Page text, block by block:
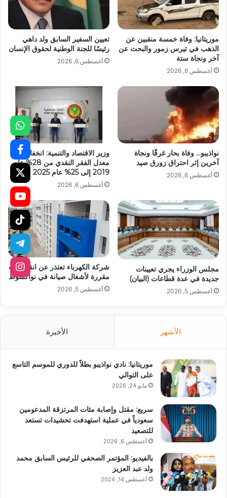
موريتانيا: وفاة خمسة منقبين عن
الذهب في تيرس زمور والبحث عن
آخر ونجاة ستة
أغسطس 6, 2026
تعيين السفير السابق ولد داهي
رئيسًا للجنة الوطنية لحقوق الإنسان
أغسطس 6, 2026
نواذيبو… وفاة بحار غرقًا ونجاة
آخرين إثر احتراق زورق صيد
أغسطس 6, 2026
وزير الاقتصاد والتنمية: انخفاض
معدل الفقر النقدي من 28% عام
2019 إلى 25% عام 2025
أغسطس 6, 2026
مجلس الوزراء يجري تعيينات
جديدة في عدة قطاعات (البيان)
أغسطس 5, 2026
شركة الكهرباء تعتذر عن انقطاعات
مقررة لأشغال صيانة في نواكشوط
أغسطس 5, 2026
الأشهر الأخيرة
موريتانيا: نادي نواذيبو بطلاً للدوري للموسم التاسع
على التوالي
مايو 24, 2026
سريع: مقتل وإصابة مئات المرتزقة المدعومين
سعودياً في عملية استهدفت تحشيدات تستعد
للتصعيد
أغسطس 6, 2026
بالفيديو: المؤتمر الصحفي للرئيس السابق محمد
ولد عبد العزيز
أغسطس 14, 2024